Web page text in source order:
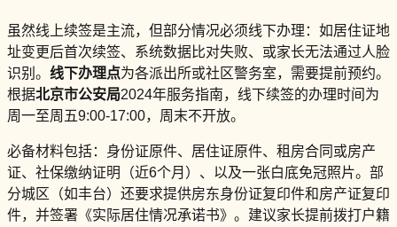
虽然线上续签是主流，但部分情况必须线下办理：如居住证地
址变更后首次续签、系统数据比对失败、或家长无法通过人脸
识别。 线下办理点为各派出所或社区警务室，需要提前预约。
根据北京市公安局2024年服务指南，线下续签的办理时间为
周一至周五9:00-17:00，周末不开放。
必备材料包括：身份证原件、居住证原件、租房合同或房产
证、社保缴纳证明（近6个月）、以及一张白底免冠照片。部
分城区（如丰台）还要求提供房东身份证复印件和房产证复印
件，并签署《实际居住情况承诺书》。建议家长提前拨打户籍